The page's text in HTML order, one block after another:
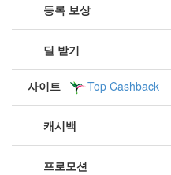
등록 보상
딜 받기
사이트 Top Cashback
캐시백
프로모션